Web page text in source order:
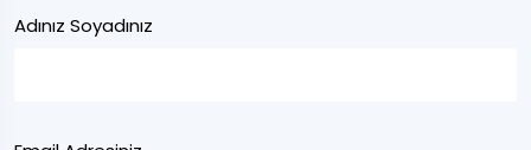
Adınız Soyadınız